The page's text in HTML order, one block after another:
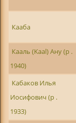
Кааба
Кааль (Kaal) Ану (р .
1940)
Кабаков Илья
Иосифович (р .
1933)